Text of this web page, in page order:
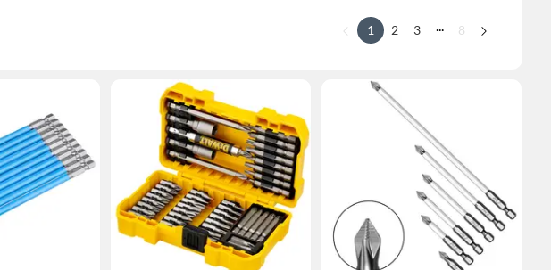
1 2 3 ... 8